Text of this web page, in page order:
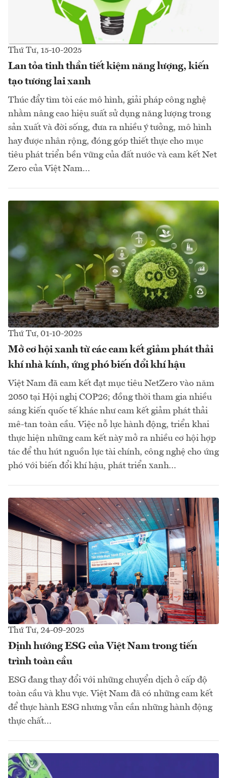
Thứ Tư, 15-10-2025
Lan tỏa tinh thần tiết kiệm năng lượng, kiến
tạo tương lai xanh
Thúc đẩy tìm tòi các mô hình, giải pháp công nghệ
nhằm nâng cao hiệu suất sử dụng năng lượng trong
sản xuất và đời sống, đưa ra nhiều ý tưởng, mô hình
hay được nhân rộng, đóng góp thiết thực cho mục
tiêu phát triển bền vững của đất nước và cam kết Net
Zero của Việt Nam...
Thứ Tư, 01-10-2025
Mở cơ hội xanh từ các cam kết giảm phát thải
khí nhà kính, ứng phó biến đổi khí hậu
Việt Nam đã cam kết đạt mục tiêu NetZero vào năm
2050 tại Hội nghị COP26; đồng thời tham gia nhiều
sáng kiến quốc tế khác như cam kết giảm phát thải
mê-tan toàn cầu. Việc nỗ lực hành động, triển khai
thực hiện những cam kết này mở ra nhiều cơ hội hợp
tác để thu hút nguồn lực tài chính, công nghệ cho ứng
phó với biến đổi khí hậu, phát triển xanh...
Thứ Tư, 24-09-2025
Định hướng ESG của Việt Nam trong tiến
trình toàn cầu
ESG đang thay đổi với những chuyển dịch ở cấp độ
toàn cầu và khu vực. Việt Nam đã có những cam kết
để thực hành ESG nhưng vẫn cần những hành động
thực chất...